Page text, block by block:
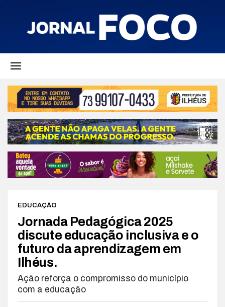
EDUCAÇÃO
Jornada Pedagógica 2025
discute educação inclusiva e o
futuro da aprendizagem em
Ilhéus.
Ação reforça o compromisso do município
com a educação